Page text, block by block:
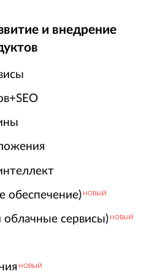
и внедрение
обеспечение) НОВЫЙ
сервисы) НОВЫЙ
НОВЫЙ